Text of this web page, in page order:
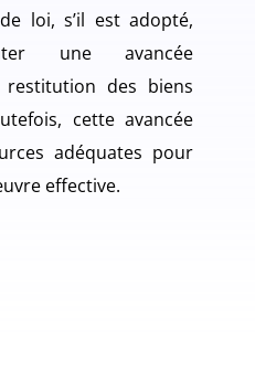
loi, s’il est adopté,
une avancée
des biens
cette avancée
adéquates pour
effective.